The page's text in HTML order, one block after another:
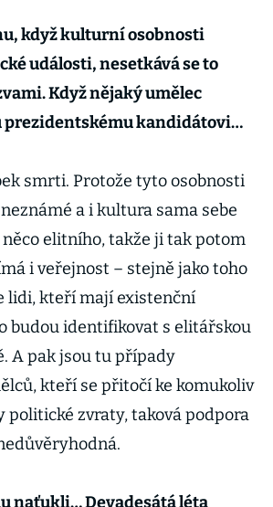
když kulturní osobnosti
události, nesetkává se to
Když nějaký umělec
prezidentskému kandidátovi…
smrti. Protože tyto osobnosti
a i kultura sama sebe
elitního, takže ji tak potom
i veřejnost – stejně jako toho
lidi, kteří mají existenční
budou identifikovat s elitářskou
A pak jsou tu případy
kteří se přitočí ke komukoliv
politické zvraty, taková podpora
naťukli… Devadesátá léta